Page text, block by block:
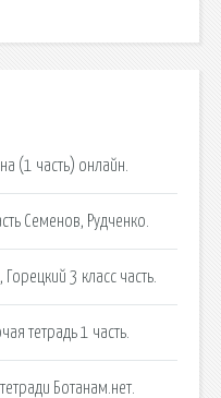
(1 часть) онлайн.
Семенов, Рудченко.
Горецкий 3 класс часть.
тетрадь 1 часть.
Ботанам.нет.